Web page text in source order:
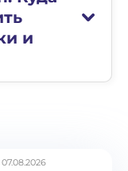
и
07.08.2026